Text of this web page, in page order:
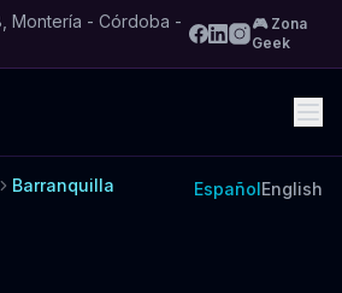
Montería - Córdoba -
🎮 Zona
Geek
EspañolEnglish
Barranquilla